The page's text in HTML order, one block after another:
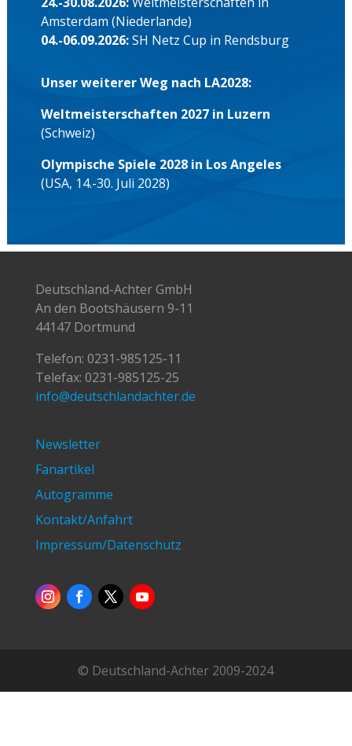
Amsterdam (Niederlande)
04.-06.09.2026:SH Netz Cup in Rendsburg
Unser weiterer Weg nach LA2028:
Weltmeisterschaften 2027 in Luzern
(Schweiz)
Olympische Spiele 2028 in Los Angeles
(USA, 14.-30. Juli 2028)
Deutschland-Achter GmbH
An den Bootshäusern 9-11
44147 Dortmund
Telefon: 0231-985125-11
Telefax: 0231-985125-25
info@deutschlandachter.de
Newsletter
Fanartikel
Autogramme
Kontakt/Anfahrt
Impressum/Datenschutz
© Deutschland-Achter 2009-2024